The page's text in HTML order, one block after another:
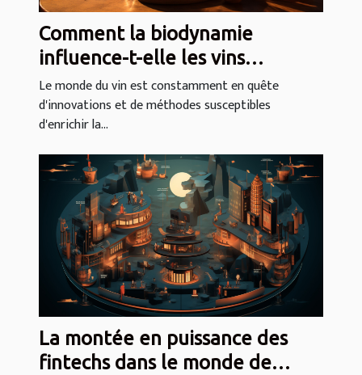
Comment la biodynamie
influence-t-elle les vins
primeurs ?
Le monde du vin est constamment en quête
d'innovations et de méthodes susceptibles
d'enrichir la...
La montée en puissance des
fintechs dans le monde de